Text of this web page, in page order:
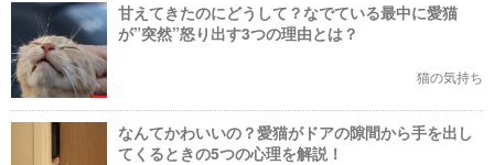
甘えてきたのにどうして？なでている最中に愛猫
が”突然”怒り出す3つの理由とは？
猫の気持ち
なんてかわいいの？愛猫がドアの隙間から手を出し
てくるときの5つの心理を解説！